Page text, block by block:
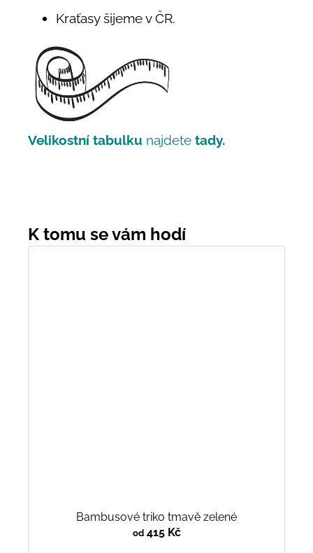
Kraťasy šijeme v ČR.
Velikostní tabulku najdete tady.
Bambusové triko tmavě zelené
od415 Kč